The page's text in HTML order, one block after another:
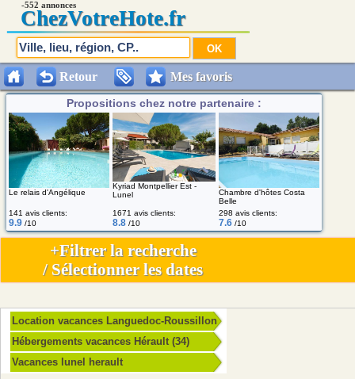
Propositions chez notre partenaire :
Le relais d'Angélique
Kyriad Montpellier Est -
Lunel
Chambre d'hôtes Costa
Belle
141 avis clients:
9.9 /10
1671 avis clients:
8.8 /10
298 avis clients:
7.6 /10
Retour Mes favoris
-552 annonces
ChezVotreHote.fr
Location vacances Languedoc-Roussillon
Hébergements vacances Hérault (34)
Vacances lunel herault
+Filtrer la recherche
/ Sélectionner les dates